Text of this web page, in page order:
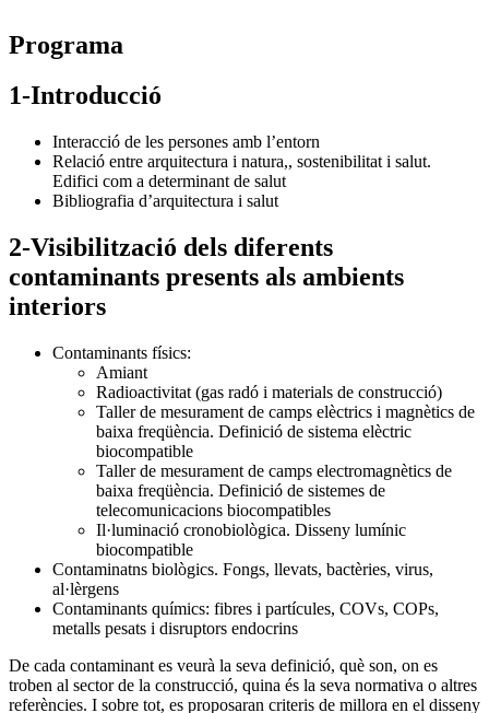
Programa
1-Introducció
Interacció de les persones amb l’entorn
Relació entre arquitectura i natura,, sostenibilitat i salut.
Edifici com a determinant de salut
Bibliografia d’arquitectura i salut
2-Visibilització dels diferents
contaminants presents als ambients
interiors
Contaminants físics:
Amiant
Radioactivitat (gas radó i materials de construcció)
Taller de mesurament de camps elèctrics i magnètics de
baixa freqüència. Definició de sistema elèctric
biocompatible
Taller de mesurament de camps electromagnètics de
baixa freqüència. Definició de sistemes de
telecomunicacions biocompatibles
Il·luminació cronobiològica. Disseny lumínic
biocompatible
Contaminatns biològics. Fongs, llevats, bactèries, virus,
al·lèrgens
Contaminants químics: fibres i partícules, COVs, COPs,
metalls pesats i disruptors endocrins
De cada contaminant es veurà la seva definició, què son, on es
troben al sector de la construcció, quina és la seva normativa o altres
referències. I sobre tot, es proposaran criteris de millora en el disseny